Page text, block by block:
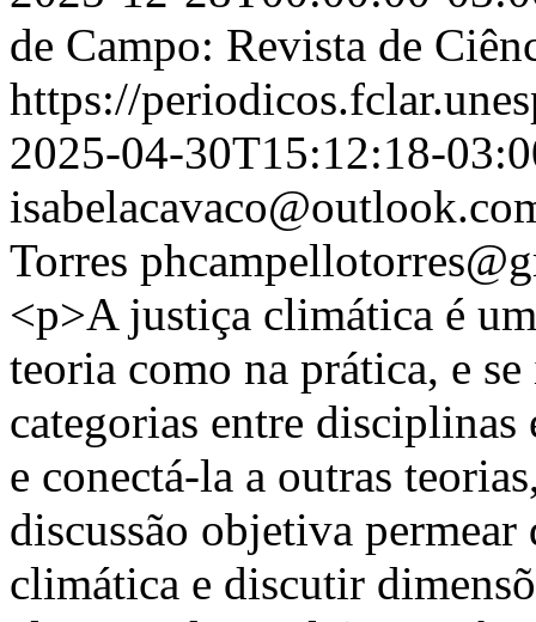
de Campo: Revista de
https://
2025-04-30T15:12:18-
Torres
<p>A justiça climática é
teoria como na prática, e
categorias entre
e conectá-la a outras
discussão objetiva
climática e discutir